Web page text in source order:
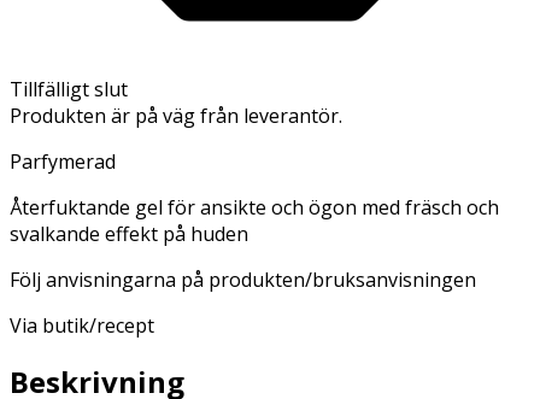
Tillfälligt slut
Produkten är på väg från leverantör.
Parfymerad
Återfuktande gel för ansikte och ögon med fräsch och
svalkande effekt på huden
Följ anvisningarna på produkten/bruksanvisningen
Via butik/recept
Beskrivning